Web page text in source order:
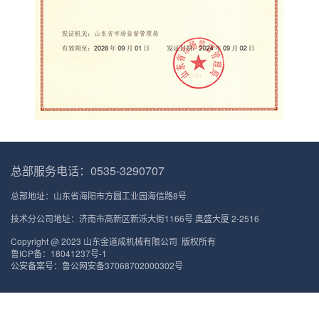
总部服务电话：0535-3290707
总部地址：山东省海阳市方圆工业园海信路8号
技术分公司地址：济南市高新区新泺大街1166号 奥盛大厦 2-2516
Copyright @ 2023 山东金道成机械有限公司 版权所有
鲁ICP备：18041237号-1
公安备案号：鲁公网安备37068702000302号